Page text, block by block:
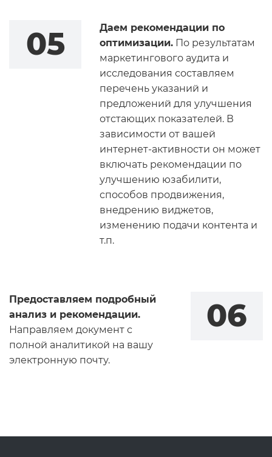
05
Даем рекомендации по
оптимизации. По результатам
маркетингового аудита и
исследования составляем
перечень указаний и
предложений для улучшения
отстающих показателей. В
зависимости от вашей
интернет-активности он может
включать рекомендации по
улучшению юзабилити,
способов продвижения,
внедрению виджетов,
изменению подачи контента и
т.п.
Предоставляем подробный
анализ и рекомендации.
Направляем документ с
полной аналитикой на вашу
электронную почту.
06